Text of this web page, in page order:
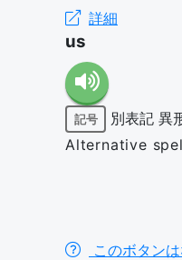
詳細
us
記号 別表記 異
Alternative
このボタン